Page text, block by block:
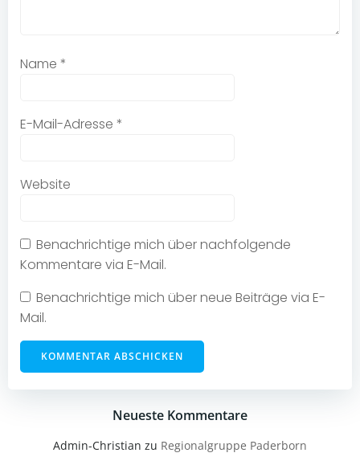
Name *
E-Mail-Adresse *
Website
Benachrichtige mich über nachfolgende
Kommentare via E-Mail.
Benachrichtige mich über neue Beiträge via E-
Mail.
Neueste Kommentare
Admin-Christian zu Regionalgruppe Paderborn